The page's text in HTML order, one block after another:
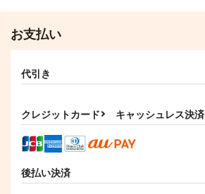
お支払い
代引き
クレジットカード キャッシュレス決済
後払い決済